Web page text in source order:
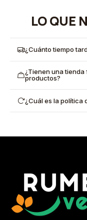
LO QUE
¿Cuánto tiempo
¿Tienen una
productos?
¿Cuál es la política